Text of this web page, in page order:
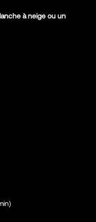
à neige ou un